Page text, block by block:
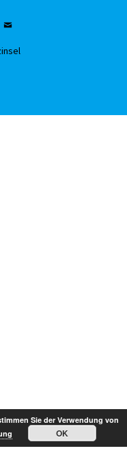
Mail
Sie der Verwendung von
OK